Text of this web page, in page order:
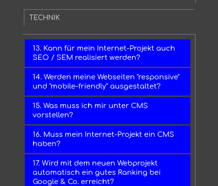
TECHNIK
13. Kann für mein Internet-Projekt auch
SEO / SEM realisiert werden?
14. Werden meine Webseiten "responsive"
und "mobile-friendly" ausgestaltet?
15. Was muss ich mir unter CMS
vorstellen?
16. Muss mein Internet-Projekt ein CMS
haben?
17. Wird mit dem neuen Webprojekt
automatisch ein gutes Ranking bei
Google & Co. erreicht?